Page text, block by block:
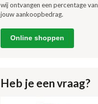
wij ontvangen een percentage van
jouw aankoopbedrag.
Online shoppen
Heb je een vraag?